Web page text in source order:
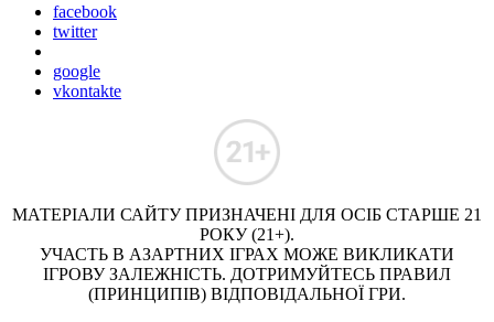
facebook
twitter
google
vkontakte
МАТЕРІАЛИ САЙТУ ПРИЗНАЧЕНІ ДЛЯ ОСІБ СТАРШЕ 21
РОКУ (21+).
УЧАСТЬ В АЗАРТНИХ ІГРАХ МОЖЕ ВИКЛИКАТИ
ІГРОВУ ЗАЛЕЖНІСТЬ. ДОТРИМУЙТЕСЬ ПРАВИЛ
(ПРИНЦИПІВ) ВІДПОВІДАЛЬНОЇ ГРИ.